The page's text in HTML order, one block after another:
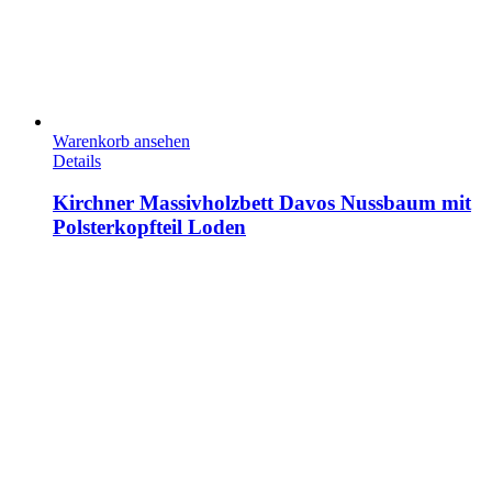
Warenkorb ansehen
Details
Kirchner Massivholzbett Davos Nussbaum mit
Polsterkopfteil Loden